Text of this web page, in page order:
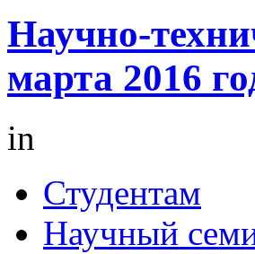
Научно-
марта 2016
in
Студентам
Научный